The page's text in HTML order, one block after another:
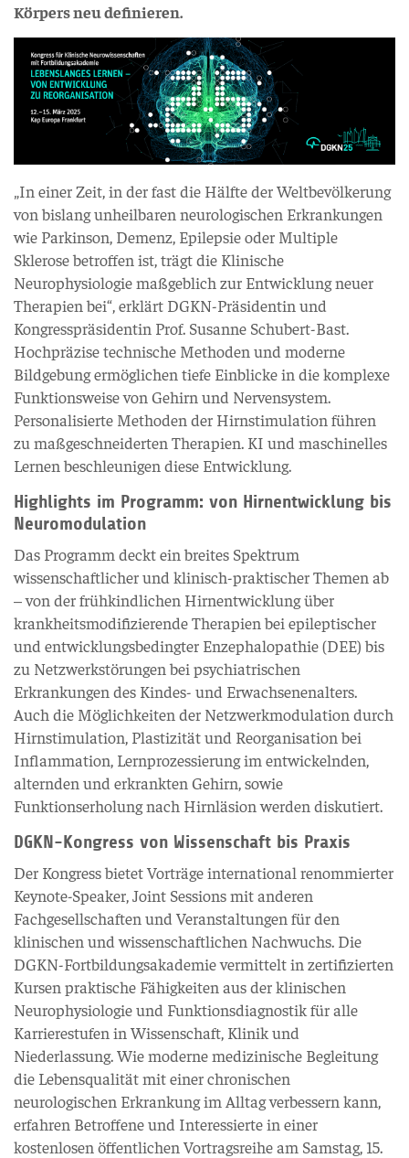
Körpers neu definieren.
„In einer Zeit, in der fast die Hälfte der Weltbevölkerung
von bislang unheilbaren neurologischen Erkrankungen
wie Parkinson, Demenz, Epilepsie oder Multiple
Sklerose betroffen ist, trägt die Klinische
Neurophysiologie maßgeblich zur Entwicklung neuer
Therapien bei“, erklärt DGKN-Präsidentin und
Kongresspräsidentin Prof. Susanne Schubert-Bast.
Hochpräzise technische Methoden und moderne
Bildgebung ermöglichen tiefe Einblicke in die komplexe
Funktionsweise von Gehirn und Nervensystem.
Personalisierte Methoden der Hirnstimulation führen
zu maßgeschneiderten Therapien. KI und maschinelles
Lernen beschleunigen diese Entwicklung.
Highlights im Programm: von Hirnentwicklung bis
Neuromodulation
Das Programm deckt ein breites Spektrum
wissenschaftlicher und klinisch-praktischer Themen ab
– von der frühkindlichen Hirnentwicklung über
krankheitsmodifizierende Therapien bei epileptischer
und entwicklungsbedingter Enzephalopathie (DEE) bis
zu Netzwerkstörungen bei psychiatrischen
Erkrankungen des Kindes- und Erwachsenenalters.
Auch die Möglichkeiten der Netzwerkmodulation durch
Hirnstimulation, Plastizität und Reorganisation bei
Inflammation, Lernprozessierung im entwickelnden,
alternden und erkrankten Gehirn, sowie
Funktionserholung nach Hirnläsion werden diskutiert.
DGKN-Kongress von Wissenschaft bis Praxis
Der Kongress bietet Vorträge international renommierter
Keynote-Speaker, Joint Sessions mit anderen
Fachgesellschaften und Veranstaltungen für den
klinischen und wissenschaftlichen Nachwuchs. Die
DGKN-Fortbildungsakademie vermittelt in zertifizierten
Kursen praktische Fähigkeiten aus der klinischen
Neurophysiologie und Funktionsdiagnostik für alle
Karrierestufen in Wissenschaft, Klinik und
Niederlassung. Wie moderne medizinische Begleitung
die Lebensqualität mit einer chronischen
neurologischen Erkrankung im Alltag verbessern kann,
erfahren Betroffene und Interessierte in einer
kostenlosen öffentlichen Vortragsreihe am Samstag, 15.